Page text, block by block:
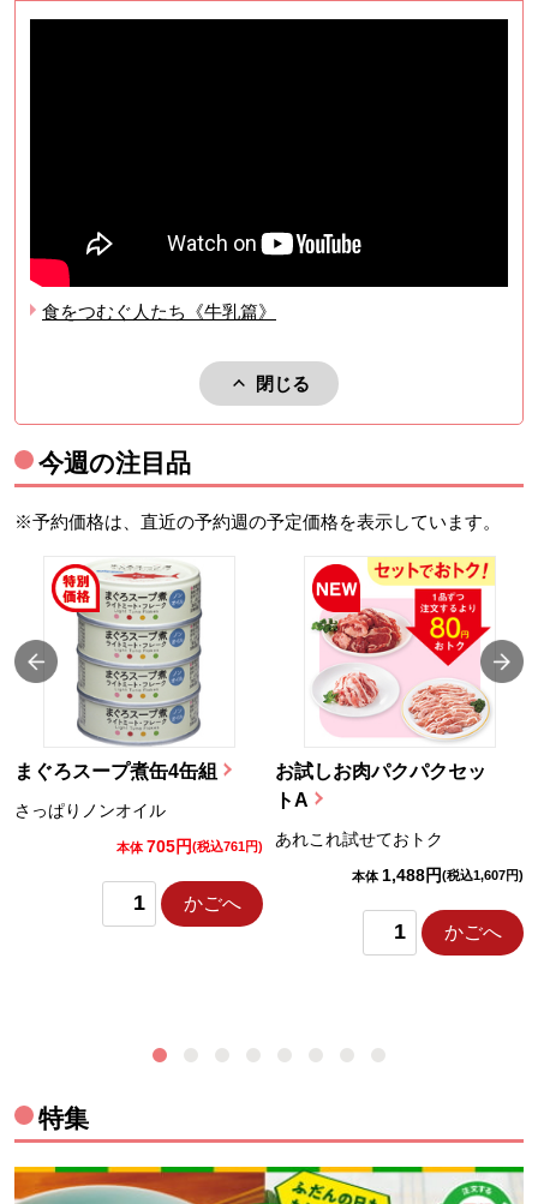
食をつむぐ人たち《牛乳篇》
閉じる
関連動画を閉じる。
今週の注目品
※予約価格は、直近の予約週の予定価格を表示しています。
まぐろスープ煮缶4缶組
さっぱりノンオイル
本体 705円(税込761円)
かごへ
お試しお肉パクパクセッ
トA
あれこれ試せておトク
本体 1,488円(税込1,607円)
かごへ
特集